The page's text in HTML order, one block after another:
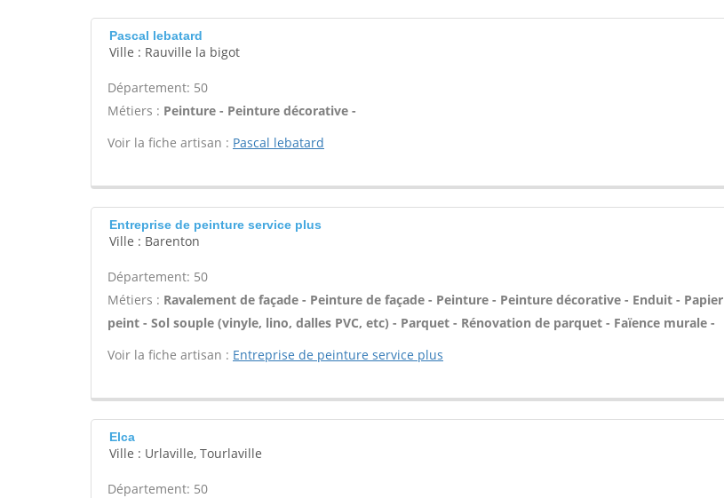
Pascal lebatard
Ville : Rauville la bigot
Département: 50
Métiers : Peinture - Peinture décorative -
Voir la fiche artisan : Pascal lebatard
Entreprise de peinture service plus
Ville : Barenton
Département: 50
Métiers : Ravalement de façade - Peinture de façade - Peinture - Peinture décorative - Enduit - Papier
peint - Sol souple (vinyle, lino, dalles PVC, etc) - Parquet - Rénovation de parquet - Faïence murale -
Voir la fiche artisan : Entreprise de peinture service plus
Elca
Ville : Urlaville, Tourlaville
Département: 50